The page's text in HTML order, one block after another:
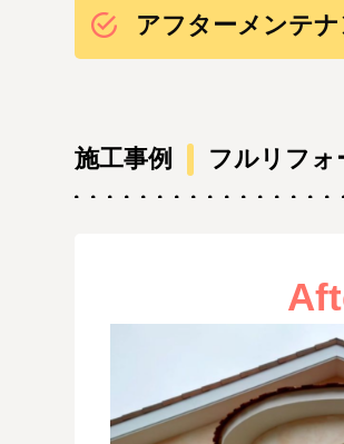
アフターメンテ
施工事例 フルリフォ